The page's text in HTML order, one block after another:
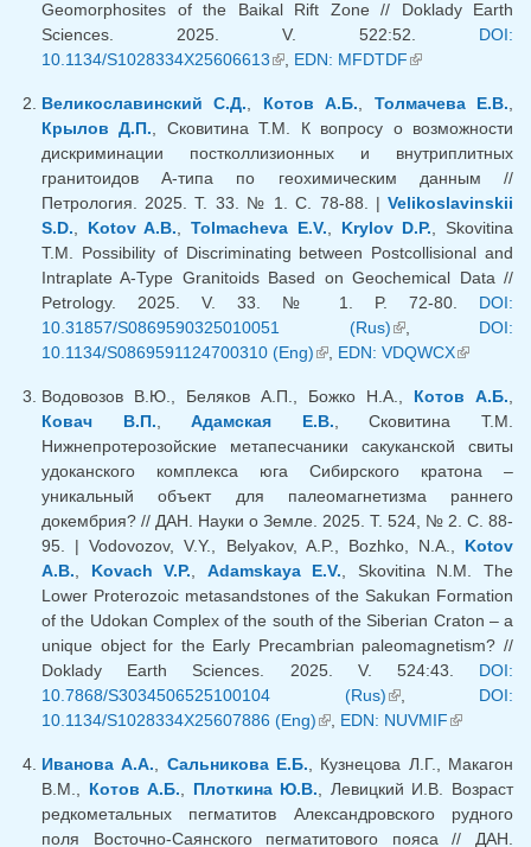
Geomorphosites of the Baikal Rift Zone // Doklady Earth
Sciences. 2025. V. 522:52. DOI:
10.1134/S1028334X25606613(внешняя ссылка)
, EDN: MFDTDF(внешняя
Великославинский С.Д., Котов А.Б., Толмачева Е.В.,
Крылов Д.П., Сковитина Т.М. К вопросу о возможности
дискриминации постколлизионных и внутриплитных
гранитоидов А-типа по геохимическим данным //
Петрология. 2025. Т. 33. № 1. С. 78-88. | Velikoslavinskii
S.D., Kotov A.B.,Tolmacheva E.V., Krylov D.P., Skovitina
T.M. Possibility of Discriminating between Postcollisional and
Intraplate A-Type Granitoids Based on Geochemical Data //
Petrology. 2025. V. 33. № 1. P. 72-80. DOI:
10.31857/S0869590325010051 (Rus)(внешняя
ссылка)
, DOI:
10.1134/S0869591124700310 (Eng)(внешняя ссылка)
, EDN: VDQWCX(внешняя
Водовозов В.Ю., Беляков А.П., Божко Н.А., Котов А.Б.,
Ковач В.П.,Адамская Е.В., Сковитина Т.М.
Нижнепротерозойские метапесчаники сакуканской свиты
удоканского комплекса юга Сибирского кратона –
уникальный объект для палеомагнетизма раннего
докембрия? // ДАН. Науки о Земле. 2025. Т. 524, № 2. С. 88-
95. | Vodovozov, V.Y., Belyakov, A.P., Bozhko, N.A., Kotov
A.B., Kovach V.P., Adamskaya E.V., Skovitina N.M. The
Lower Proterozoic metasandstones of the Sakukan Formation
of the Udokan Complex of the south of the Siberian Craton – a
unique object for the Early Precambrian paleomagnetism? //
Doklady Earth Sciences. 2025. V. 524:43. DOI:
10.7868/S3034506525100104 (Rus)(внешняя
ссылка)
, DOI:
10.1134/S1028334X25607886 (Eng)(внешняя ссылка)
, EDN: NUVMIF(внешняя
Иванова А.А., Сальникова Е.Б., Кузнецова Л.Г., Макагон
В.М., Котов А.Б., Плоткина Ю.В., Левицкий И.В. Возраст
редкометальных пегматитов Александровского рудного
поля Восточно-Саянского пегматитового пояса // ДАН.